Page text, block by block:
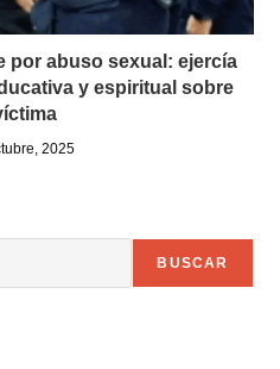
por abuso sexual: ejercía
y espiritual sobre
2025
BUSCAR